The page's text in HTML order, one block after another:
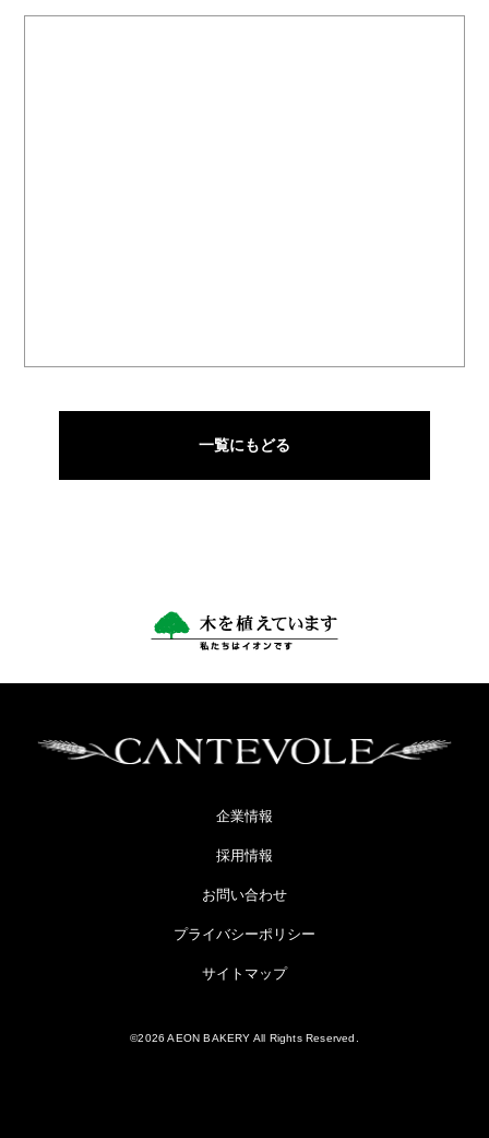
一覧にもどる
企業情報
採用情報
お問い合わせ
プライバシーポリシー
サイトマップ
©2026 AEON BAKERY All Rights Reserved.